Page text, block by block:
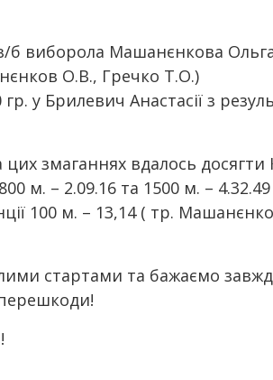
б виборола Машанєнкова
О.В., Гречко Т.О.)
у Брилевич Анастасії з
змаганнях вдалось досягти
м. – 2.09.16 та 1500 м. –
100 м. – 13,14 ( тр.
стартами та бажаємо